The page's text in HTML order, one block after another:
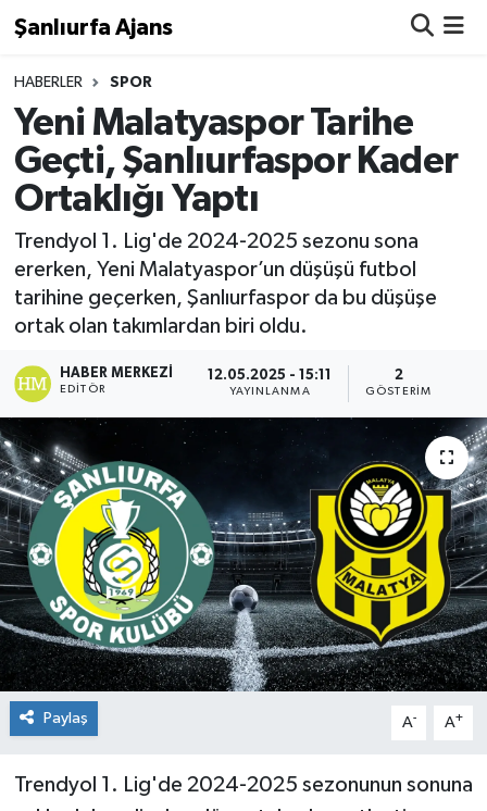
Şanlıurfa Ajans
HABERLER SPOR
Yeni Malatyaspor Tarihe
Geçti, Şanlıurfaspor Kader
Ortaklığı Yaptı
Trendyol 1. Lig'de 2024-2025 sezonu sona
ererken, Yeni Malatyaspor’un düşüşü futbol
tarihine geçerken, Şanlıurfaspor da bu düşüşe
ortak olan takımlardan biri oldu.
HABER MERKEZI
EDITÖR
12.05.2025 - 15:11
YAYINLANMA
2
GÖSTERIM
Paylaş A- A+
Trendyol 1. Lig'de 2024-2025 sezonunun sonuna
Nöbetçi Eczaneler
Hava Durumu
Namaz Vakitleri
Trafik Durumu
Süper Lig Puan Durumu ve Fikstür
Son Dakika Haberleri
Haber Arşivi